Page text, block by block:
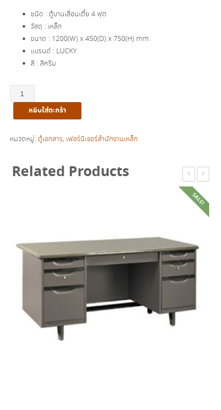
was:
฿6,410.00.฿5,790.00.
ชนิด : ตู้บานเลื่อนเตี้ย 4 ฟุต
วัสดุ : เหล็ก
ขนาด : 1200(W) x 450(D) x 750(H) mm.
แบรนด์ : LUCKY
สี : สีครีม
จำนวน
ตู้
เอกสาร
เลื่อน
เตี้ย
4
หยิบใส่ตะกร้า
หมวดหมู่: ตู้เอกสาร, เฟอร์นิเจอร์สำนักงานเหล็ก
Related Products
SALE!